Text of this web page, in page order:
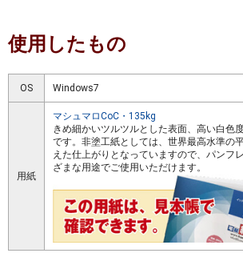
使用したもの
OS Windows7
用紙
マシュマロCoC・135kg
きめ細かいツルツルとした表面、高い白色
です。非塗工紙としては、世界最高水準の
えた仕上がりとなっていますので、パンフ
ざまな用途でご使用いただけます。